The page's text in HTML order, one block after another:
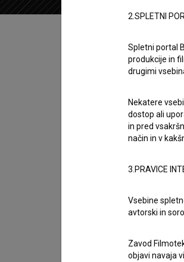
Tadej Pogačar. Režiser
radio, film in televizijo.
Jan Zakonjšek
Nino de Gleria,Gojmir
2.SPLETNI
Spletni portal
produkcije in
drugimi
Nekatere
dostop ali
in pred
način in v
3.PRAVICE
Vsebine
avtorski in
Zavod
objavi navaja